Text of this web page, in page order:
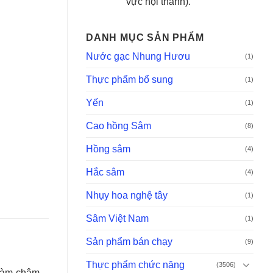
DANH MỤC SẢN PHẨM
Nước gạc Nhung Hươu
(1)
Thực phẩm bổ sung (1)
Yến (1)
Cao hồng Sâm (8)
Hồng sâm (4)
Hắc sâm (4)
Nhụy hoa nghệ tây (1)
Sâm Việt Nam (1)
Sản phẩm bán chạy (9)
Thực phẩm chức năng (3506)